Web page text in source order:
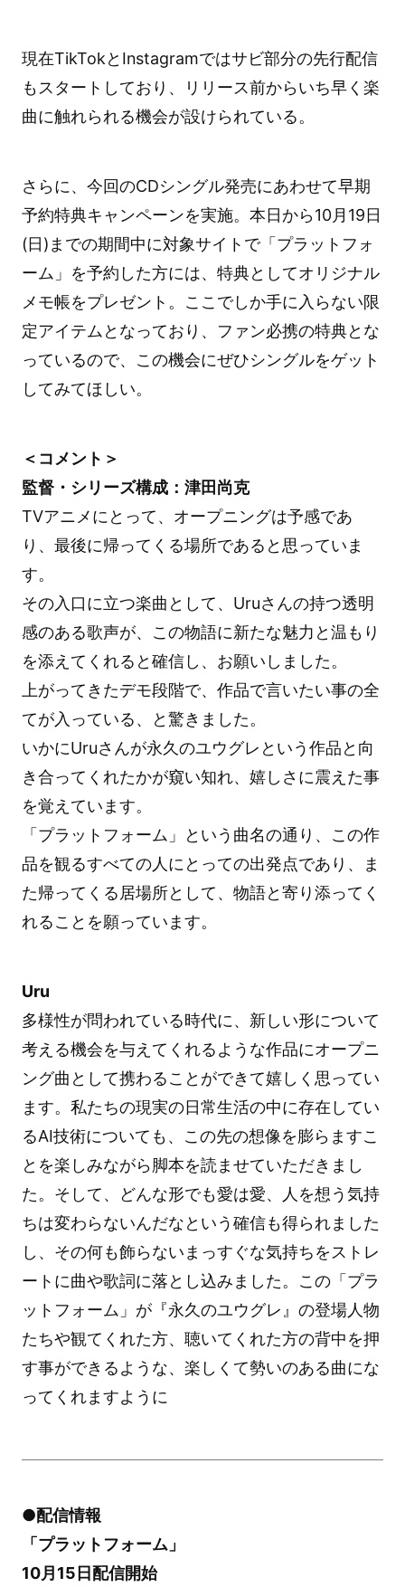
現在TikTokとInstagramではサビ部分の先行配信
もスタートしており、リリース前からいち早く楽
曲に触れられる機会が設けられている。
さらに、今回のCDシングル発売にあわせて早期
予約特典キャンペーンを実施。本日から10月19日
(日)までの期間中に対象サイトで「プラットフォ
ーム」を予約した方には、特典としてオリジナル
メモ帳をプレゼント。ここでしか手に入らない限
定アイテムとなっており、ファン必携の特典とな
っているので、この機会にぜひシングルをゲット
してみてほしい。
＜コメント＞
監督・シリーズ構成：津田尚克
TVアニメにとって、オープニングは予感であ
り、最後に帰ってくる場所であると思っていま
す。
その入口に立つ楽曲として、Uruさんの持つ透明
感のある歌声が、この物語に新たな魅力と温もり
を添えてくれると確信し、お願いしました。
上がってきたデモ段階で、作品で言いたい事の全
てが入っている、と驚きました。
いかにUruさんが永久のユウグレという作品と向
き合ってくれたかが窺い知れ、嬉しさに震えた事
を覚えています。
「プラットフォーム」という曲名の通り、この作
品を観るすべての人にとっての出発点であり、ま
た帰ってくる居場所として、物語と寄り添ってく
れることを願っています。
Uru
多様性が問われている時代に、新しい形について
考える機会を与えてくれるような作品にオープニ
ング曲として携わることができて嬉しく思ってい
ます。私たちの現実の日常生活の中に存在してい
るAI技術についても、この先の想像を膨らますこ
とを楽しみながら脚本を読ませていただきまし
た。そして、どんな形でも愛は愛、人を想う気持
ちは変わらないんだなという確信も得られました
し、その何も飾らないまっすぐな気持ちをストレ
ートに曲や歌詞に落とし込みました。この「プラ
ットフォーム」が『永久のユウグレ』の登場人物
たちや観てくれた方、聴いてくれた方の背中を押
す事ができるような、楽しくて勢いのある曲にな
ってくれますように
●配信情報
「プラットフォーム」
10月15日配信開始